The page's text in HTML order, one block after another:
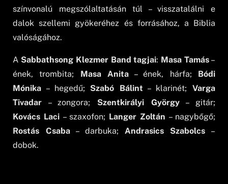
színvonalú megszólaltatásán túl – visszatalálni e
dalok szellemi gyökeréhez és forrásához, a Biblia
valóságához.
A Sabbathsong Klezmer Band tagjai: Masa Tamás–
ének, trombita; Masa Anita– ének, hárfa; Bódi
Mónika – hegedű; Szabó Bálint – klarinét; Varga
Tivadar – zongora; Szentkirályi György– gitár;
Kovács Laci – szaxofon; Langer Zoltán – nagybőgő;
Rostás Csaba– darbuka; Andrasics Szabolcs –
dobok.